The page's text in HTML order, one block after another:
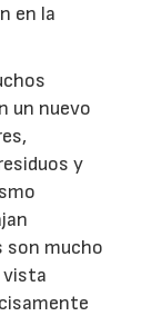
en la
un nuevo
y
son mucho
vista